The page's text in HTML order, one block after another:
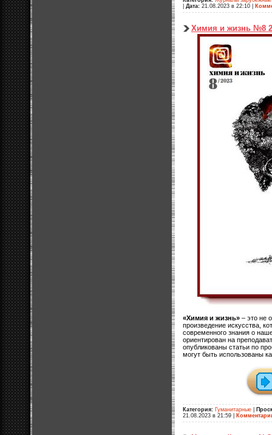
Дата: 21.08.2023 в 22:10
Химия и жизнь №8
«Химия и жизнь» – это не
произведение искусства,
современного знания о
ориентирован на
опубликованы статьи по
могут быть использованы
Категория: Гуманитарные
21.08.2023 в 21:59